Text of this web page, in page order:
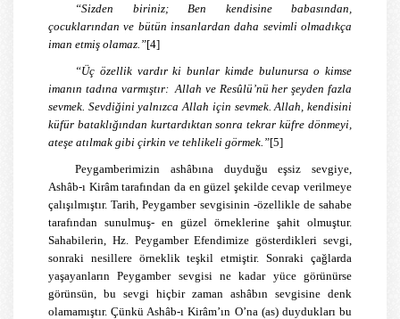
“Sizden biriniz; Ben kendisine babasından,
çocuklarından ve bütün insanlardan daha sevimli olmadıkça
iman etmiş olamaz.”[4]
“Üç özellik vardır ki bunlar kimde bulunursa o kimse
imanın tadına varmıştır: Allah ve Resûlü’nü her şeyden fazla
sevmek. Sevdiğini yalnızca Allah için sevmek. Allah, kendisini
küfür bataklığından kurtardıktan sonra tekrar küfre dönmeyi,
ateşe atılmak gibi çirkin ve tehlikeli görmek.”[5]
Peygamberimizin ashâbına duyduğu eşsiz sevgiye,
Ashâb-ı Kirâm tarafından da en güzel şekilde cevap verilmeye
çalışılmıştır. Tarih, Peygamber sevgisinin -özellikle de sahabe
tarafından sunulmuş- en güzel örneklerine şahit olmuştur.
Sahabilerin, Hz. Peygamber Efendimize gösterdikleri sevgi,
sonraki nesillere örneklik teşkil etmiştir. Sonraki çağlarda
yaşayanların Peygamber sevgisi ne kadar yüce görünürse
görünsün, bu sevgi hiçbir zaman ashâbın sevgisine denk
olamamıştır. Çünkü Ashâb-ı Kirâm’ın O’na (as) duydukları bu